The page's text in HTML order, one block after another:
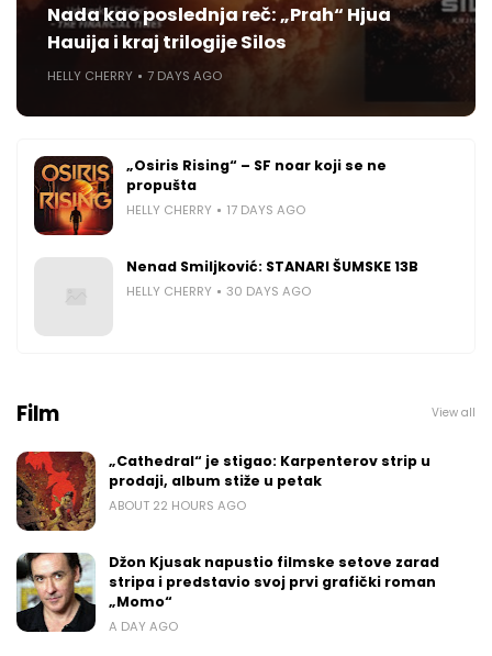
Nada kao poslednja reč: „Prah“ Hjua
Hauija i kraj trilogije Silos
HELLY CHERRY 7 DAYS AGO
„Osiris Rising“ – SF noar koji se ne
propušta
HELLY CHERRY 17 DAYS AGO
Nenad Smiljković: STANARI ŠUMSKE 13B
HELLY CHERRY 30 DAYS AGO
Film View all
„Cathedral“ je stigao: Karpenterov strip u
prodaji, album stiže u petak
ABOUT 22 HOURS AGO
Džon Kjusak napustio filmske setove zarad
stripa i predstavio svoj prvi grafički roman
„Momo“
A DAY AGO